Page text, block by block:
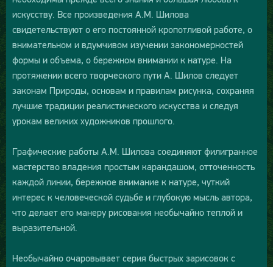
искусству. Все произведения А.М. Шилова
свидетельствуют о его постоянной кропотливой работе, о
внимательном и вдумчивом изучении закономерностей
формы и объема, о бережном внимании к натуре. На
протяжении всего творческого пути А. Шилов следует
законам Природы, основам и правилам рисунка, сохраняя
лучшие традиции реалистического искусства и следуя
урокам великих художников прошлого.
Графические работы А.М. Шилова соединяют филигранное
мастерство владения простым карандашом, отточенность
каждой линии, бережное внимание к натуре, чуткий
интерес к человеческой судьбе и глубокую мысль автора,
что делает его манеру рисования необычайно теплой и
выразительной.
Необычайно очаровывает серия быстрых зарисовок с